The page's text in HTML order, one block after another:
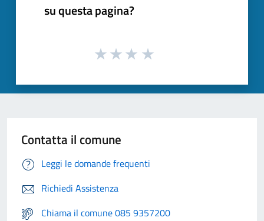
su questa pagina?
Contatta il comune
Leggi le domande frequenti
Richiedi Assistenza
Chiama il comune 085 9357200